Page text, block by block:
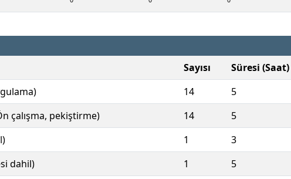
Sayısı Süresi (Saat)
14 5
çalışma, pekiştirme)
14 5
1 3
dahil)
1 5